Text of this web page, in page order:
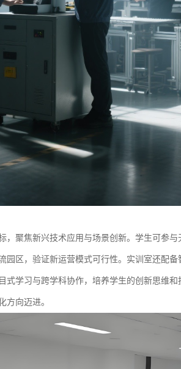
，聚焦新兴技术应用与场景创新。学生可参
园区，验证新运营模式可行性。实训室还配
式学习与跨学科协作，培养学生的创新思维
方向迈进。​